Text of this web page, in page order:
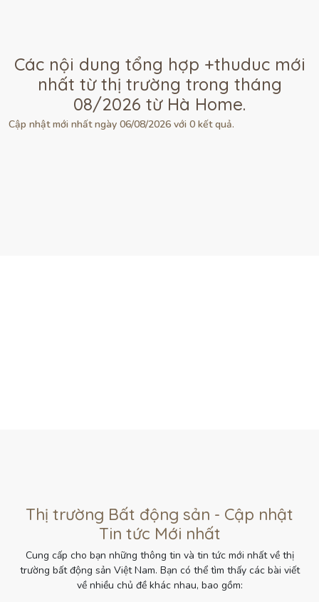
Các nội dung tổng hợp +thuduc mới
nhất từ thị trường trong tháng
08/2026 từ Hà Home.
Cập nhật mới nhất ngày 06/08/2026 với 0 kết quả.
Thị trường Bất động sản - Cập nhật
Tin tức Mới nhất
Cung cấp cho bạn những thông tin và tin tức mới nhất về thị
trường bất động sản Việt Nam. Bạn có thể tìm thấy các bài viết
về nhiều chủ đề khác nhau, bao gồm: